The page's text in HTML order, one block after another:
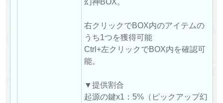
右クリックでBOX内のアイテムの
うち1つを獲得可能
Ctrl+左クリックでBOX内を確認可
能。
▼提供割合
起源の鍵x1：5%（ピックアップ幻